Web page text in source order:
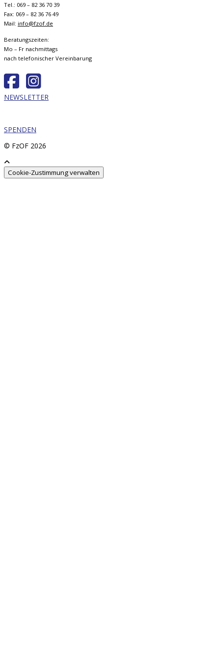
Tel.: 069 – 82 36 70 39
Fax: 069 – 82 36 76 49
Mail: info@fzof.de
Beratungszeiten:
Mo – Fr nachmittags
nach telefonischer Vereinbarung
NEWSLETTER
SPENDEN
© FzOF 2026
Cookie-Zustimmung verwalten